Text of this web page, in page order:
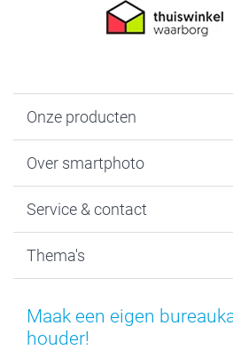
Onze producten
Fotoboeken
Fotocadeaus
Kaarten
Over smartphoto
Vacatures
Bestelproces
Herroepingsrecht
Privacy
Service & contact
Tevredenheidsgarantie
Mijn orderstatus
smartbonus
Thema's
Baby
Moederdag
Maak een eigen
houder!